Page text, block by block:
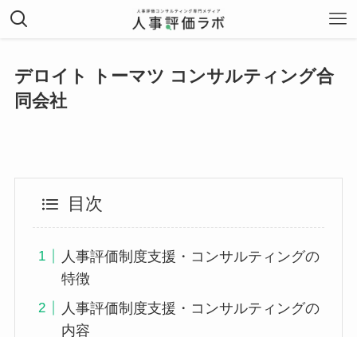
デロイト トーマツ コンサルティング合
同会社
目次
人事評価制度支援・コンサルティングの
特徴
人事評価制度支援・コンサルティングの
内容